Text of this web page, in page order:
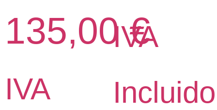
135,00€
IVA
IVA
Incluido